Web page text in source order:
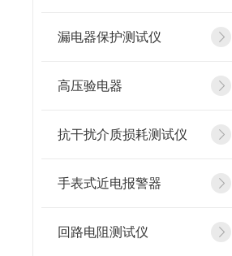
漏电器保护测试仪
高压验电器
抗干扰介质损耗测试仪
手表式近电报警器
回路电阻测试仪